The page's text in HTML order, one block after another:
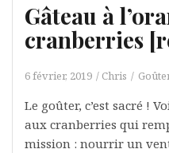
Gâteau à
cranberries
6 février, 2019 Chris
Le goûter, c’est sacré !
aux cranberries qui
mission : nourrir un